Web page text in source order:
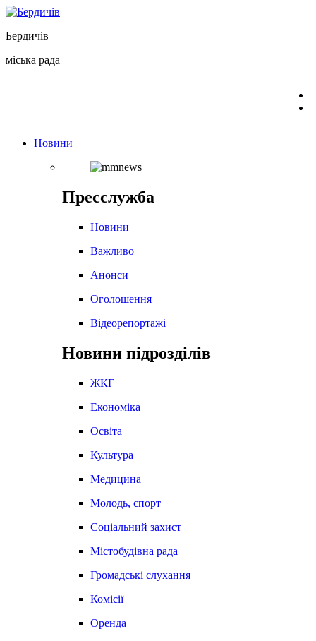
Перейти
вмісту
Бердичів
міська рада
Новини
Пресслужба
Новини
Важливо
Анонси
Оголошення
Відеорепортажі
Новини підрозділів
ЖКГ
Економіка
Освіта
Культура
Медицина
Молодь, спорт
Соціальний захист
Містобудівна рада
Громадські слухання
Комісії
Оренда